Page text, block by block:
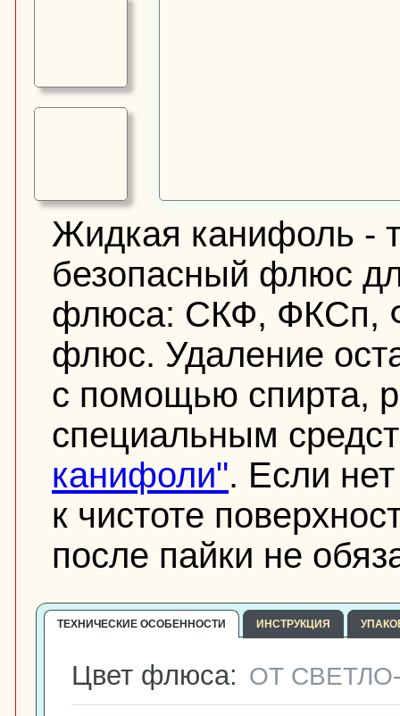
Жидкая канифоль -
безопасный флюс
флюса: СКФ, ФКСп,
флюс. Удаление
с помощью спирта,
специальным
канифоли". Если
к чистоте
после пайки не
ТЕХНИЧЕСКИЕ ОСОБЕННОСТИ ИНСТРУКЦИЯ
Цвет флюса: ОТ